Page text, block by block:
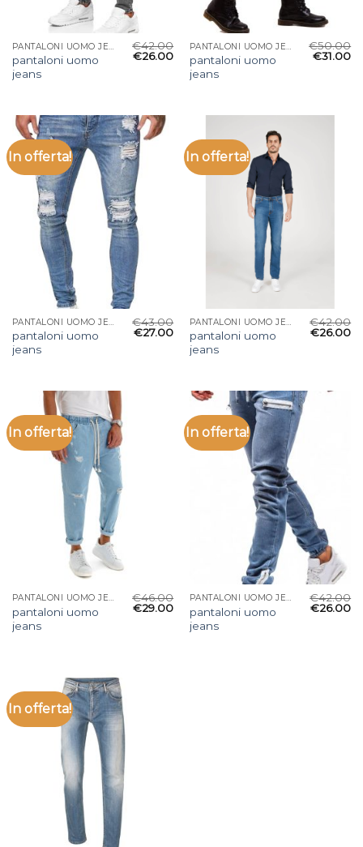
pantaloni uomo
jeans
€42.00
€26.00
pantaloni uomo
jeans
€50.00
€31.00
In offerta!
PANTALONI UOMO JEANS
pantaloni uomo
jeans
€43.00
€27.00
In offerta!
PANTALONI UOMO JEANS
pantaloni uomo
jeans
€42.00
€26.00
In offerta!
PANTALONI UOMO JEANS
pantaloni uomo
jeans
€46.00
€29.00
In offerta!
PANTALONI UOMO JEANS
pantaloni uomo
jeans
€42.00
€26.00
In offerta!